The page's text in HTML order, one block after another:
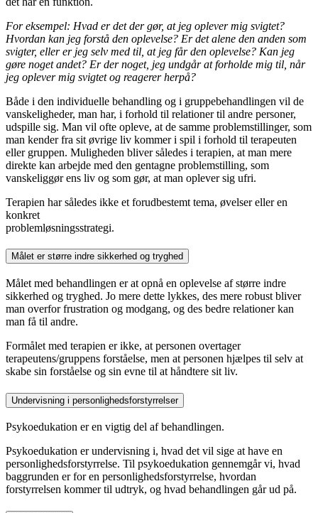
For eksempel: Hvad er det der gør, at jeg oplever mig svigtet?
Hvordan kan jeg forstå den oplevelse? Er det alene den anden som
svigter, eller er jeg selv med til, at jeg får den oplevelse? Kan jeg
gøre noget andet? Er der noget, jeg undgår at forholde mig til, når
jeg oplever mig svigtet og reagerer herpå?
Både i den individuelle behandling og i gruppebehandlingen vil de
vanskeligheder, man har, i forhold til relationer til andre personer,
udspille sig. Man vil ofte opleve, at de samme problemstillinger, som
man kender fra sit øvrige liv kommer i spil i forhold til terapeuten
eller gruppen. Muligheden bliver således i terapien, at man mere
direkte kan arbejde med den gentagne problemstilling, som
vanskeliggør ens liv og som gør, at man oplever sig ufri.
Terapien har således ikke et forudbestemt tema, øvelser eller en
konkret
problemløsningsstrategi.
Målet er større indre sikkerhed og tryghed
Målet med behandlingen er at opnå en oplevelse af større indre
sikkerhed og tryghed. Jo mere dette lykkes, des mere robust bliver
man overfor frustration og modgang, og des bedre relationer kan
man få til andre.
Formålet med terapien er ikke, at personen overtager
terapeutens/gruppens forståelse, men at personen hjælpes til selv at
skabe sin forståelse og sin evne til at håndtere sit liv.
Undervisning i personlighedsforstyrrelser
Psykoedukation er en vigtig del af behandlingen.
Psykoedukation er undervisning i, hvad det vil sige at have en
personlighedsforstyrrelse. Til psykoedukation gennemgår vi, hvad
baggrunden er for en personlighedsforstyrrelse, hvordan
forstyrrelsen kommer til udtryk, og hvad behandlingen går ud på.